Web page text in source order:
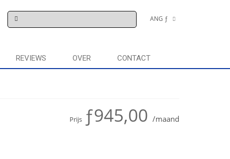
ANG ƒ
REVIEWS OVER CONTACT
Prijs ƒ945,00 /maand